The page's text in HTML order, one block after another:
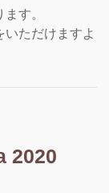
す。
いただけますよ
2020